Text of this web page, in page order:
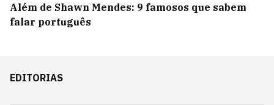
Além de Shawn Mendes: 9 famosos que sabem
falar português
EDITORIAS